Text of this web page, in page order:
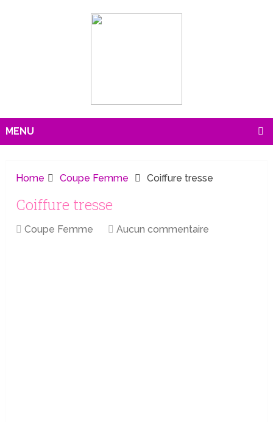
MENU
Home Coupe Femme Coiffure tresse
Coiffure tresse
Coupe Femme Aucun commentaire